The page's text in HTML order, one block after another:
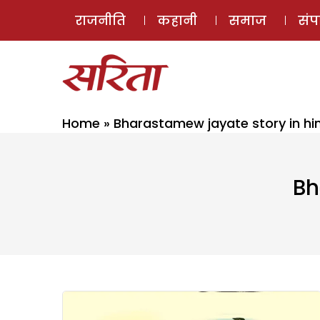
राजनीति कहानी समाज
Home » Bharastamew jayate story in